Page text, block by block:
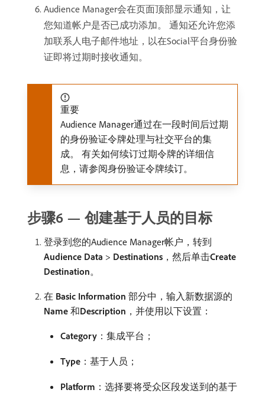
Audience Manager会在页面顶部显示通知，让
您知道帐户是否已成功添加。 通知还允许您添
加联系人电子邮件地址，以在Social平台身份验
证即将过期时接收通知。
重要
Audience Manager通过在一段时间后过期
的身份验证令牌处理与社交平台的集
成。 有关如何续订过期令牌的详细信
息，请参阅身份验证令牌续订。
步骤6 — 创建基于人员的目标
登录到您的Audience Manager帐户，转到​
Audience Data > Destinations ，然后单击​Create
Destination。
在​ Basic Information ​部分中，输入新数据源的​
Name ​和​Description ，并使用以下设置：
Category ：集成平台；
Type ：基于人员；
Platform ：选择要将受众区段发送到的基于